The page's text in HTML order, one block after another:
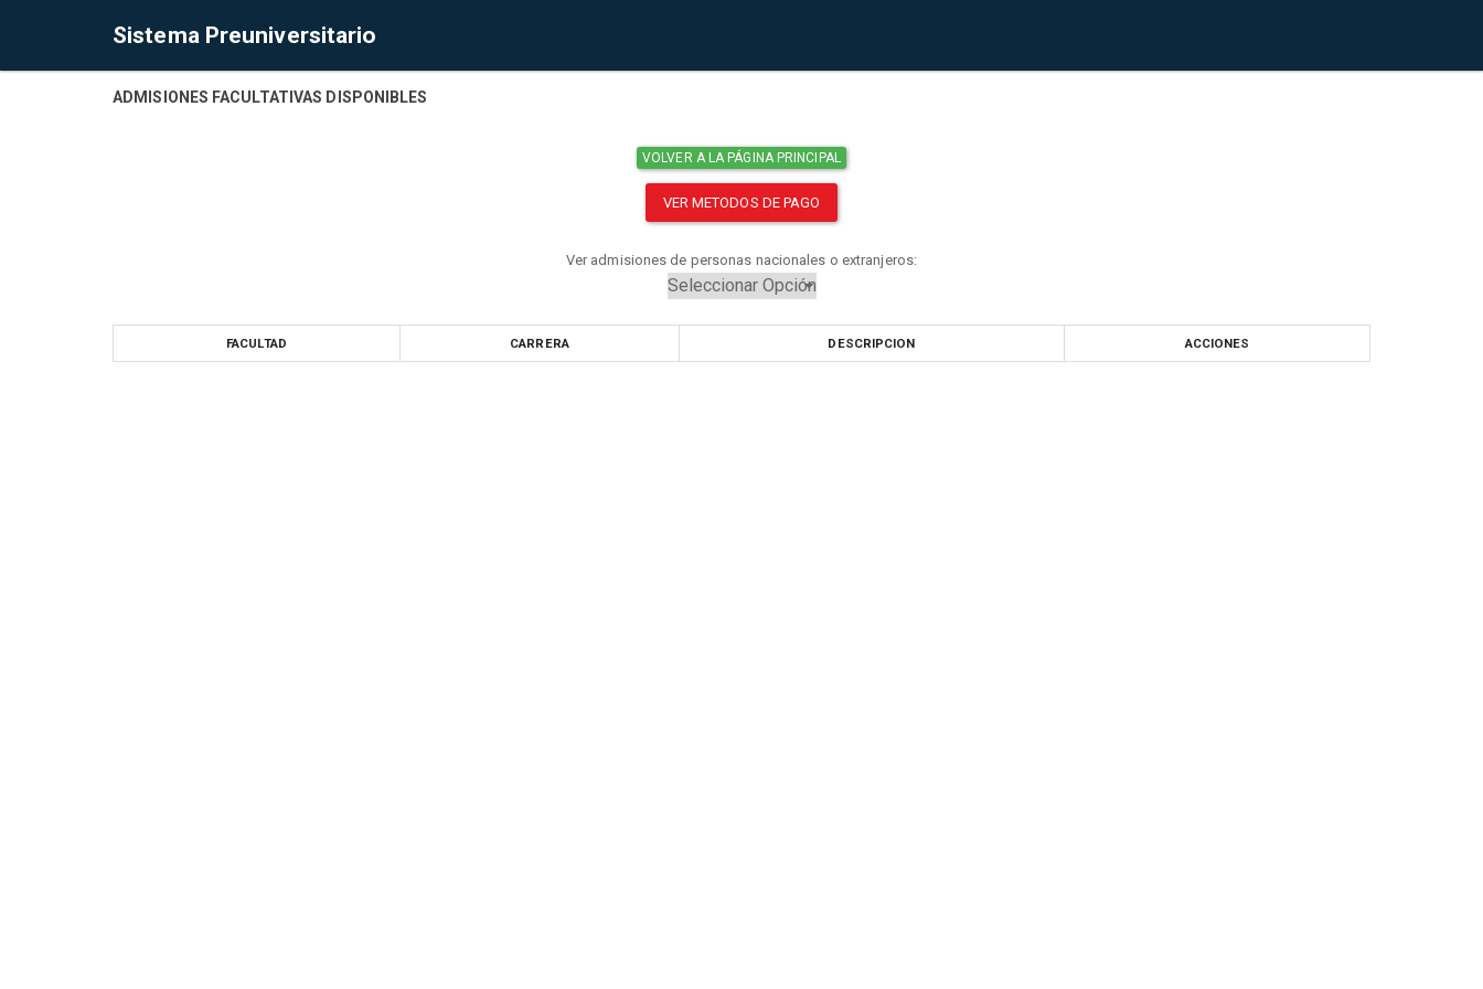
Sistema Preuniversitario
ADMISIONES FACULTATIVAS DISPONIBLES
VOLVER A LA PÁGINA PRINCIPAL
VER METODOS DE PAGO
Ver admisiones de personas nacionales o extranjeros:
FACULTAD CARRERA DESCRIPCION ACCIONES